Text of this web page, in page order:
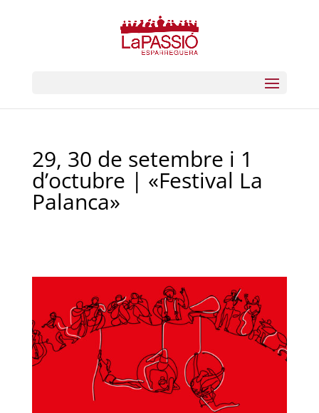
29, 30 de setembre i 1
d’octubre | «Festival La
Palanca»